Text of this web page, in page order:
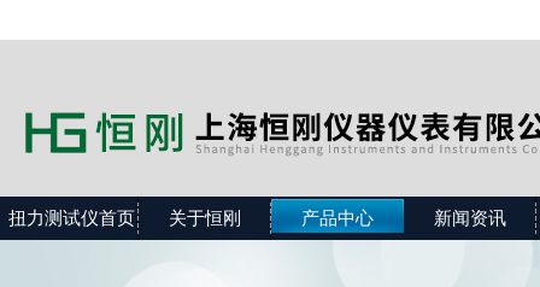
扭力测试仪首页 关于恒刚 产品中心 新闻资讯